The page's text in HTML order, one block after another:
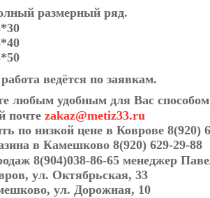
размерный ряд.
ведётся по заявкам.
любым удобным для Вас
почте zakaz@metiz33.ru
по низкой цене в Коврове 8(920)
в Камешково 8(920) 629-29-88
8(904)038-86-65 менеджер
ул. Октябрьская, 33
ул. Дорожная, 10